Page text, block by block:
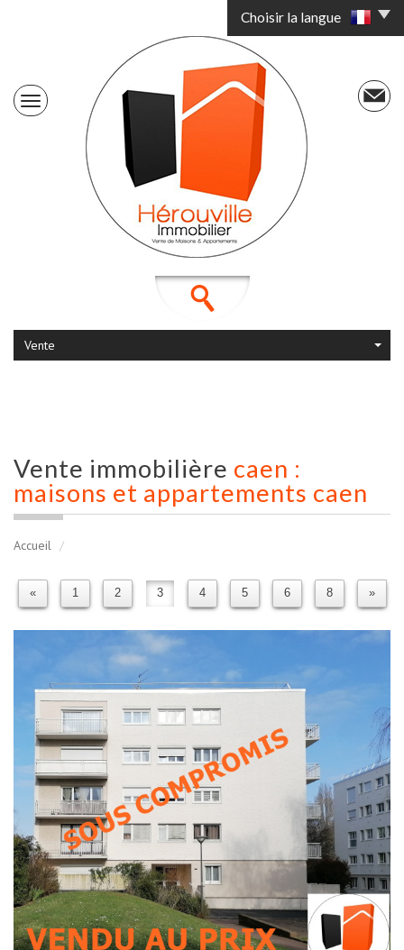
Choisir la langue
Vente
Vente immobilière caen :
maisons et appartements caen
Accueil
« 1 2 3 4 5 6 8 »